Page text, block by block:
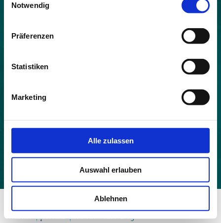
Notwendig
Präferenzen
Statistiken
Marketing
Alle zulassen
Auswahl erlauben
Ablehnen
Land:
Beitrittsjahr:
Einwohner:
Fläche:
KontaktImpressumDatenschutzerklärung